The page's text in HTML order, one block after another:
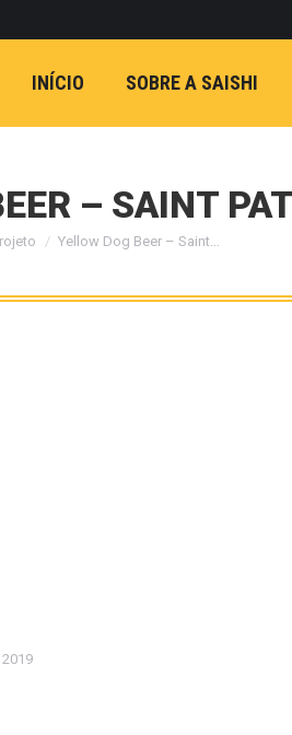
INÍCIO SOBRE A SAISHI
– SAINT
aqui: Yellow Dog Beer – Saint…